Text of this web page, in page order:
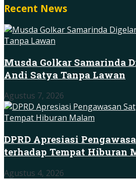
Recent News
Musda Golkar Samarinda
Andi Satya Tanpa Lawan
Agustus 7, 2026
DPRD Apresiasi
terhadap Tempat Hiburan
Agustus 4, 2026